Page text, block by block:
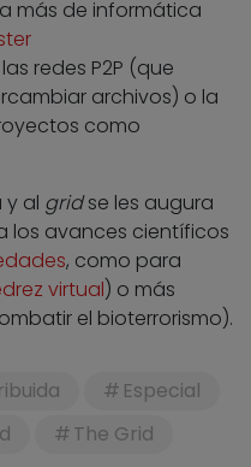
más de informática
redes P2P (que
archivos) o la
como
al gridse les augura
los avances científicos
, como para
virtual) o más
el bioterrorismo).
Especial
The Grid